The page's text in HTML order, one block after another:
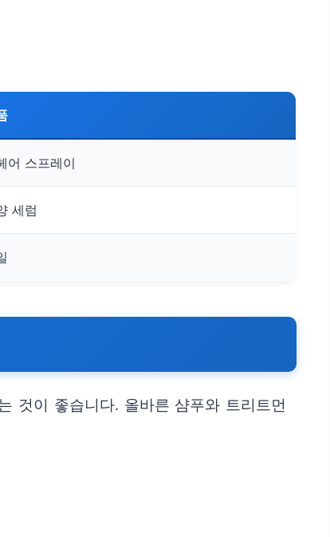
어 스프레이
세럼
것이 좋습니다. 올바른 샴푸와 트리트먼